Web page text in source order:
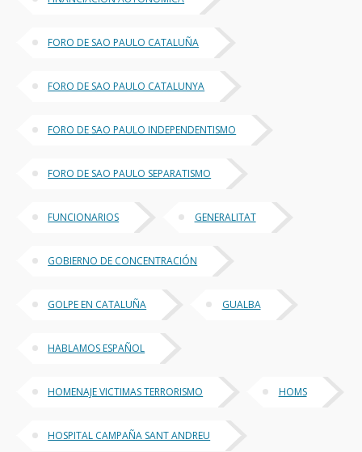
FORO DE SAO PAULO CATALUÑA
FORO DE SAO PAULO CATALUNYA
FORO DE SAO PAULO INDEPENDENTISMO
FORO DE SAO PAULO SEPARATISMO
FUNCIONARIOS GENERALITAT
GOBIERNO DE CONCENTRACIÓN
GOLPE EN CATALUÑA GUALBA
HABLAMOS ESPAÑOL
HOMENAJE VICTIMAS TERRORISMO HOMS
HOSPITAL CAMPAÑA SANT ANDREU